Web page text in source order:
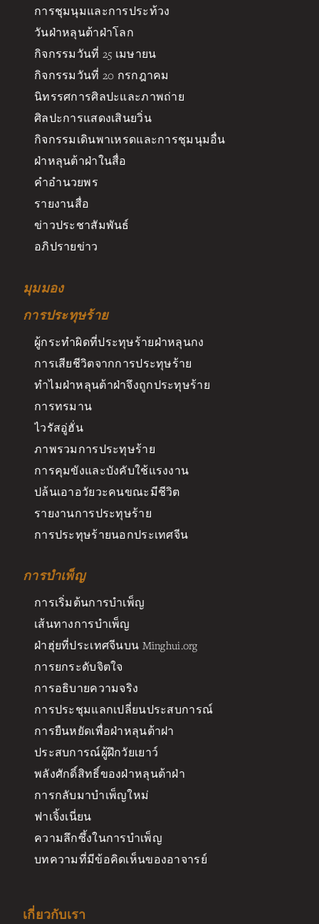
การชุมนุมและการประท้วง
วันฝ่าหลุนต้าฝ่าโลก
กิจกรรมวันที่ 25 เมษายน
กิจกรรมวันที่ 20 กรกฎาคม
นิทรรศการศิลปะและภาพถ่าย
ศิลปะการแสดงเสินยวิ่น
กิจกรรมเดินพาเหรดและการชุมนุมอื่น
ฝ่าหลุนต้าฝ่าในสื่อ
คำอำนวยพร
รายงานสื่อ
ข่าวประชาสัมพันธ์
อภิปรายข่าว
มุมมอง
การประทุษร้าย
ผู้กระทำผิดที่ประทุษร้ายฝ่าหลุนกง
การเสียชีวิตจากการประทุษร้าย
ทำไมฝ่าหลุนต้าฝ่าจึงถูกประทุษร้าย
การทรมาน
ไวรัสอู่ฮั่น
ภาพรวมการประทุษร้าย
การคุมขังและบังคับใช้แรงงาน
ปล้นเอาอวัยวะคนขณะมีชีวิต
รายงานการประทุษร้าย
การประทุษร้ายนอกประเทศจีน
การบำเพ็ญ
การเริ่มต้นการบำเพ็ญ
เส้นทางการบำเพ็ญ
ฝ่าฮุ่ยที่ประเทศจีนบน Minghui.org
การยกระดับจิตใจ
การอธิบายความจริง
การประชุมแลกเปลี่ยนประสบการณ์
การยืนหยัดเพื่อฝ่าหลุนต้าฝา
ประสบการณ์ผู้ฝึกวัยเยาว์
พลังศักดิ์สิทธิ์ของฝ่าหลุนต้าฝ่า
การกลับมาบำเพ็ญใหม่
ฟาเจิ้งเนี่ยน
ความลึกซึ้งในการบำเพ็ญ
บทความที่มีข้อคิดเห็นของอาจารย์
เกี่ยวกับเรา